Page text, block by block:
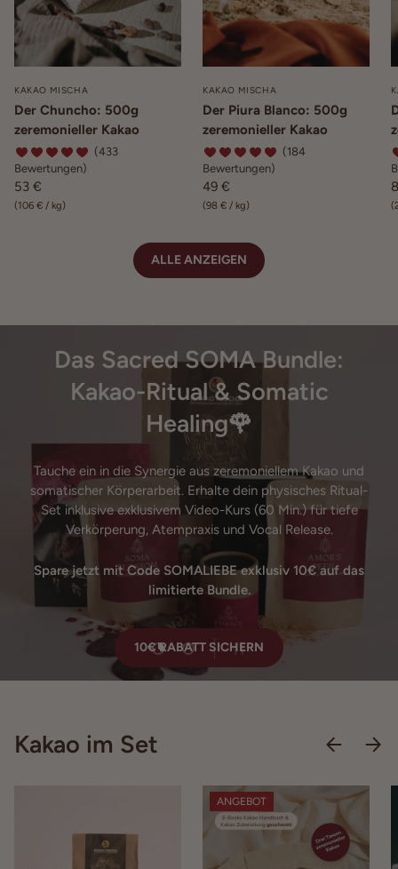
KAKAO MISCHA
Der Chuncho: 500g
zeremonieller Kakao
(433
Bewertungen)
53 €
(106 € / kg)
KAKAO MISCHA
Der Piura Blanco: 500g
zeremonieller Kakao
(184
Bewertungen)
49 €
(98 € / kg) (
ALLE ANZEIGEN
Das Sacred SOMA Bundle:
Kakao-Ritual & Somatic
Healing🌹
Tauche ein in die Synergie aus zeremoniellem Kakao und
somatischer Körperarbeit. Erhalte dein physisches Ritual-
Set inklusive exklusivem Video-Kurs (60 Min.) für tiefe
Verkörperung, Atempraxis und Vocal Release.
Spare jetzt mit Code SOMALIEBE exklusiv 10€ auf das
limitierte Bundle.
10€ RABATT SICHERN
Wenn er weg ist, ist er weg.
ARHUACO KAKAO PROBIEREN
Kakao im Set
ANGEBOT